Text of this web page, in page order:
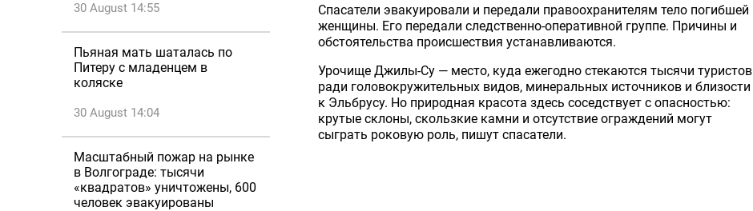
30 August 14:55
Пьяная мать шаталась по
Питеру с младенцем в
коляске
30 August 14:04
Масштабный пожар на рынке
в Волгограде: тысячи
«квадратов» уничтожены, 600
человек эвакуированы
Спасатели эвакуировали и передали правоохранителям тело погибшей
женщины. Его передали следственно-оперативной группе. Причины и
обстоятельства происшествия устанавливаются.
Урочище Джилы-Су — место, куда ежегодно стекаются тысячи туристов
ради головокружительных видов, минеральных источников и близости
к Эльбрусу. Но природная красота здесь соседствует с опасностью:
крутые склоны, скользкие камни и отсутствие ограждений могут
сыграть роковую роль, пишут спасатели.